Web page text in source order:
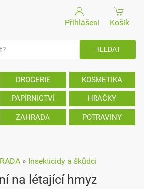
Přihlášení Košík
DROGERIE KOSMETIKA
PAPÍRNICTVÍ HRAČKY
ZAHRADA POTRAVINY
» Insekticidy a škůdci
na létající hmyz